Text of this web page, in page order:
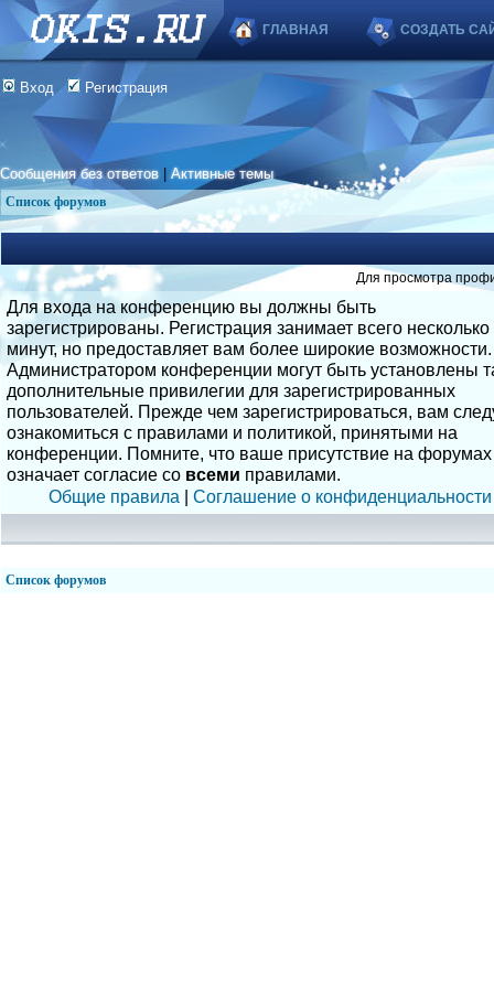
ГЛАВНАЯ СОЗДАТЬ
Вход Регистрация
Сообщения без ответов |Активные темы
Список форумов
Для просмотра
Для входа на конференцию вы должны быть
зарегистрированы. Регистрация занимает всего несколько
минут, но предоставляет вам более широкие возможности.
Администратором конференции могут быть установлены
дополнительные привилегии для зарегистрированных
пользователей. Прежде чем зарегистрироваться, вам
ознакомиться с правилами и политикой, принятыми на
конференции. Помните, что ваше присутствие на форумах
означает согласие со всеми правилами.
Общие правила | Соглашение о конфиденциальности
Список форумов